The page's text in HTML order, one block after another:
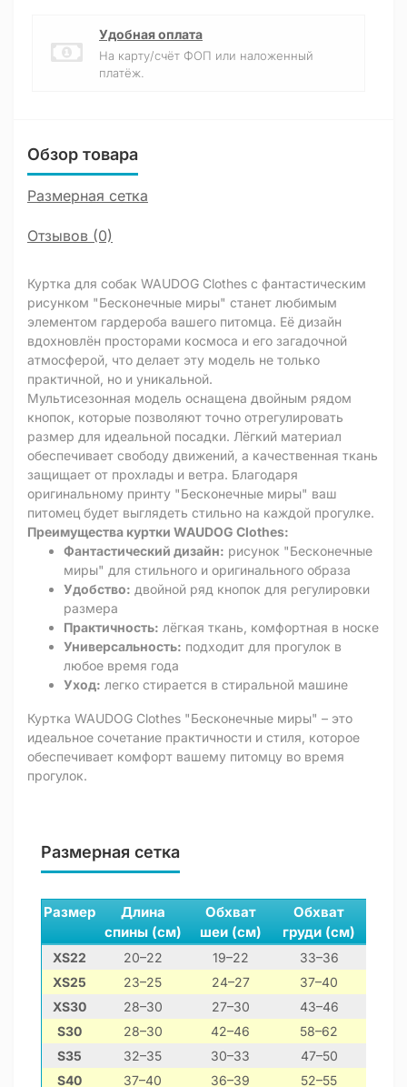
Удобная оплата
На карту/счёт ФОП или наложенный
платёж.
Обзор товара
Размерная сетка
Отзывов (0)
Куртка для собак WAUDOG Clothes с фантастическим
рисунком "Бесконечные миры" станет любимым
элементом гардероба вашего питомца. Её дизайн
вдохновлён просторами космоса и его загадочной
атмосферой, что делает эту модель не только
практичной, но и уникальной.
Мультисезонная модель оснащена двойным рядом
кнопок, которые позволяют точно отрегулировать
размер для идеальной посадки. Лёгкий материал
обеспечивает свободу движений, а качественная ткань
защищает от прохлады и ветра. Благодаря
оригинальному принту "Бесконечные миры" ваш
питомец будет выглядеть стильно на каждой прогулке.
Преимущества куртки WAUDOG Clothes:
Фантастический дизайн: рисунок "Бесконечные
миры" для стильного и оригинального образа
Удобство: двойной ряд кнопок для регулировки
размера
Практичность: лёгкая ткань, комфортная в носке
Универсальность: подходит для прогулок в
любое время года
Уход: легко стирается в стиральной машине
Куртка WAUDOG Clothes "Бесконечные миры" – это
идеальное сочетание практичности и стиля, которое
обеспечивает комфорт вашему питомцу во время
прогулок.
Размерная сетка
Размер
Длина
спины (см)
Обхват
шеи (см)
Обхват
груди (см)
XS22 20–22 19–22 33–36
XS25
23–25 24–27 37–40
XS30
28–30 27–30 43–46
S30
28–30 42–46 58–62
S35
32–35 30–33 47–50
S40
37–40 36–39 52–55